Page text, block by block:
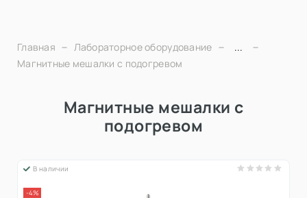
Главная Лабораторное оборудование
...
Магнитные мешалки с подогревом
Магнитные мешалки с
подогревом
В наличии
-4%